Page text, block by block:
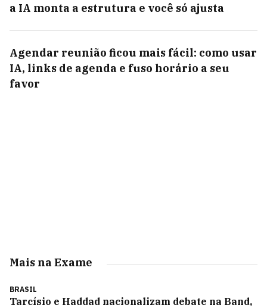
a IA monta a estrutura e você só ajusta
Agendar reunião ficou mais fácil: como usar
IA, links de agenda e fuso horário a seu
favor
Mais na Exame
BRASIL
Tarcísio e Haddad nacionalizam debate na Band,